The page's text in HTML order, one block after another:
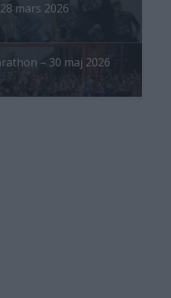
mars 2026
– 30 maj 2026